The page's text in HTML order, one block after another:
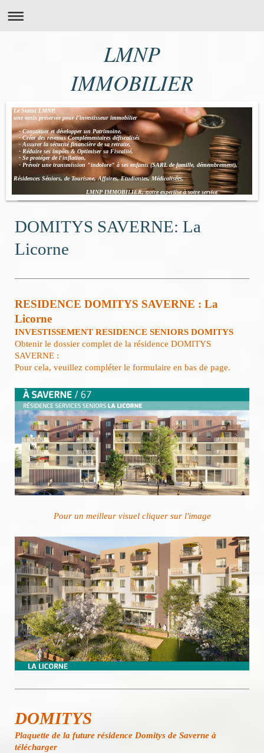
LMNP
IMMOBILIER
Le Statut LMNP,
une oasis préservée pour l'investisseur immobilier
- Constituer et développer un Patrimoine,
- Créer des revenus Complémentaires défiscalisés
- Assurer la sécurité financière de sa retraite,
- Réduire ses impôts & Optimiser sa Fiscalité,
- Se protéger de l'inflation,
- Prévoir une transmission "indolore" à ses enfants (SARL de famille, démembrement),
Résidences Séniors, de Tourisme, Affaires, Etudiantes, Médicalisées.
LMNP IMMOBILIER, notre expertise à votre service
DOMITYS SAVERNE: La
Licorne
RESIDENCE DOMITYS SAVERNE : La
Licorne
INVESTISSEMENT RESIDENCE SENIORS DOMITYS
Obtenir le dossier complet de la résidence DOMITYS
SAVERNE :
Pour cela, veuillez compléter le formulaire en bas de page.
Pour un meilleur visuel cliquer sur l'image
DOMITYS
Plaquette de la future résidence Domitys de Saverne à
télécharger